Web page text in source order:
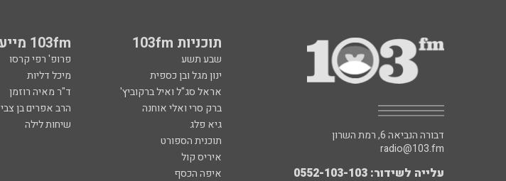
תוכניות 103fm 103fm מייעצים
שבע תשע פרופ' רפי קרסו
ינון מגל ובן כספית
מיכל דליות
אראל סג"ל ואיל ברקוביץ'
ד"ר מאיה רוזמן
ברק סרי ואלי אוחנה
הרב אפרים בן צבי
גיא פלג
שיחות לילה
תוכנית הספורט
איריס קול
איפה הכסף
דבורה הנביאה 6, רמת השרון
radio@103.fm
עלייה לשידור: 0552-103-103